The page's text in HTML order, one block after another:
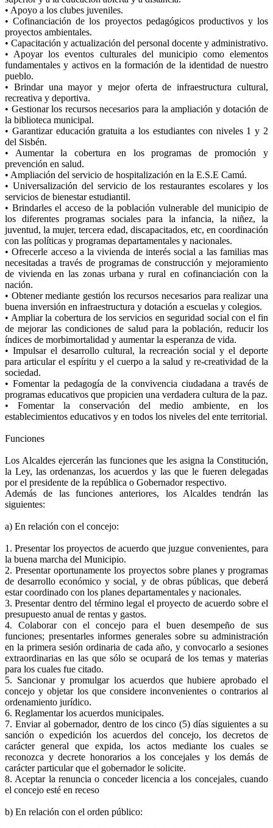
• Apoyo a los clubes juveniles.
• Cofinanciación de los proyectos pedagógicos productivos y los
proyectos ambientales.
• Capacitación y actualización del personal docente y administrativo.
• Apoyar los eventos culturales del municipio como elementos
fundamentales y activos en la formación de la identidad de nuestro
pueblo.
• Brindar una mayor y mejor oferta de infraestructura cultural,
recreativa y deportiva.
• Gestionar los recursos necesarios para la ampliación y dotación de
la biblioteca municipal.
• Garantizar educación gratuita a los estudiantes con niveles 1 y 2
del Sisbén.
• Aumentar la cobertura en los programas de promoción y
prevención en salud.
• Ampliación del servicio de hospitalización en la E.S.E Camú.
• Universalización del servicio de los restaurantes escolares y los
servicios de bienestar estudiantil.
• Brindarles el acceso de la población vulnerable del municipio de
los diferentes programas sociales para la infancia, la niñez, la
juventud, la mujer, tercera edad, discapacitados, etc, en coordinación
con las políticas y programas departamentales y nacionales.
• Ofrecerle acceso a la vivienda de interés social a las familias mas
necesitadas a través de programas de construcción y mejoramiento
de vivienda en las zonas urbana y rural en cofinanciación con la
nación.
• Obtener mediante gestión los recursos necesarios para realizar una
buena inversión en infraestructura y dotación a escuelas y colegios.
• Ampliar la cobertura de los servicios en seguridad social con el fin
de mejorar las condiciones de salud para la población, reducir los
índices de morbimortalidad y aumentar la esperanza de vida.
• Impulsar el desarrollo cultural, la recreación social y el deporte
para articular el espíritu y el cuerpo a la salud y re-creatividad de la
sociedad.
• Fomentar la pedagogía de la convivencia ciudadana a través de
programas educativos que propicien una verdadera cultura de la paz.
• Fomentar la conservación del medio ambiente, en los
establecimientos educativos y en todos los niveles del ente territorial.
Funciones
Los Alcaldes ejercerán las funciones que les asigna la Constitución,
la Ley, las ordenanzas, los acuerdos y las que le fueren delegadas
por el presidente de la república o Gobernador respectivo.
Además de las funciones anteriores, los Alcaldes tendrán las
siguientes:
a) En relación con el concejo:
1. Presentar los proyectos de acuerdo que juzgue convenientes, para
la buena marcha del Municipio.
2. Presentar oportunamente los proyectos sobre planes y programas
de desarrollo económico y social, y de obras públicas, que deberá
estar coordinado con los planes departamentales y nacionales.
3. Presentar dentro del término legal el proyecto de acuerdo sobre el
presupuesto anual de rentas y gastos.
4. Colaborar con el concejo para el buen desempeño de sus
funciones; presentarles informes generales sobre su administración
en la primera sesión ordinaria de cada año, y convocarlo a sesiones
extraordinarias en las que sólo se ocupará de los temas y materias
para los cuales fue citado.
5. Sancionar y promulgar los acuerdos que hubiere aprobado el
concejo y objetar los que considere inconvenientes o contrarios al
ordenamiento jurídico.
6. Reglamentar los acuerdos municipales.
7. Enviar al gobernador, dentro de los cinco (5) días siguientes a su
sanción o expedición los acuerdos del concejo, los decretos de
carácter general que expida, los actos mediante los cuales se
reconozca y decrete honorarios a los concejales y los demás de
carácter particular que el gobernador le solicite.
8. Aceptar la renuncia o conceder licencia a los concejales, cuando
el concejo esté en receso
b) En relación con el orden público: